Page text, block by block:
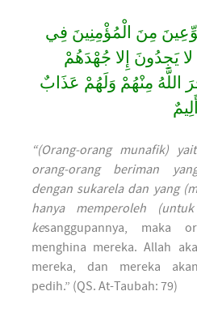
مِنَ الْمُؤْمِنِينَ فِي
يَجِدُونَ إِلا جُهْدَهُمْ
مِنْهُمْ وَلَهُمْ عَذَابٌ
أَلِيمٌ
“(Orang-orang munafik)
orang-orang beriman
dengan sukarela dan yang
hanya memperoleh
kesanggupannya, maka
menghina mereka. Allah
mereka, dan mereka
pedih.” (QS. At-Taubah: 79)